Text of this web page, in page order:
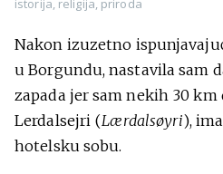
istorija, religija, priroda
Nakon izuzetno
u Borgundu, nastavila sam
zapada jer sam nekih 30 km
Lerdalsejri (Lærdalsøyri),
hotelsku sobu.